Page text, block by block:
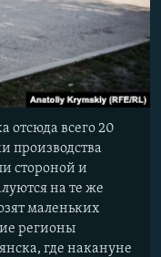
отсюда всего 20
производства
стороной и
на те же
маленьких
регионы
где накануне